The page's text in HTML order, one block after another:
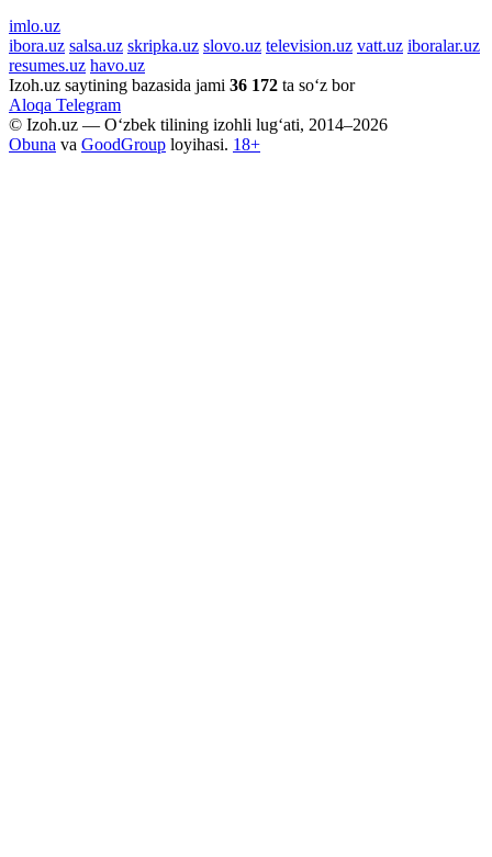
imlo.uz
ibora.uz salsa.uz skripka.uz slovo.uz television.uz vatt.uz iboralar.uz
resumes.uz havo.uz
Izoh.uz saytining bazasida jami 36 172 ta so‘z bor
Aloqa Telegram
© Izoh.uz — O‘zbek tilining izohli lug‘ati, 2014–2026
Obuna va GoodGroup loyihasi. 18+